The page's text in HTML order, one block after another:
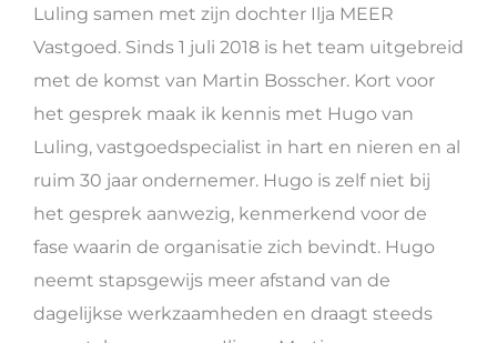
Luling samen met zijn dochter Ilja MEER
Vastgoed. Sinds 1 juli 2018 is het team uitgebreid
met de komst van Martin Bosscher. Kort voor
het gesprek maak ik kennis met Hugo van
Luling, vastgoedspecialist in hart en nieren en al
ruim 30 jaar ondernemer. Hugo is zelf niet bij
het gesprek aanwezig, kenmerkend voor de
fase waarin de organisatie zich bevindt. Hugo
neemt stapsgewijs meer afstand van de
dagelijkse werkzaamheden en draagt steeds